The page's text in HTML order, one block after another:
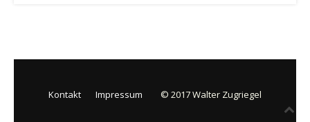
Kontakt Impressum © 2017 Walter Zugriegel